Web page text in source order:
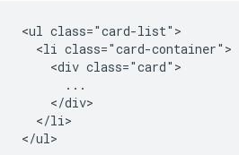
<ul class="card-list">
  <li class="card-container">
    <div class="card">
      ...
    </div>
  </li>